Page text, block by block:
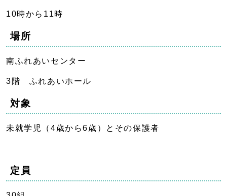
10時から11時
場所
南ふれあいセンター
3階 ふれあいホール
対象
未就学児（4歳から6歳）とその保護者
定員